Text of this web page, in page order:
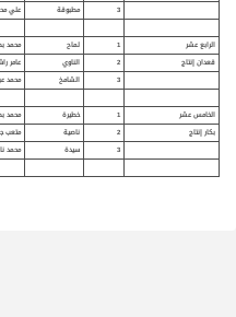
3
مطبوقة علي
الرابع عشر 1 لماح محمد
قعدان إنتاج
2 الناوي عامر
3
الشامخ محمد
الخامس عشر 1 خطيرة محمد
بكار إنتاج
2 ناصية متعب
3
سيدة محمد